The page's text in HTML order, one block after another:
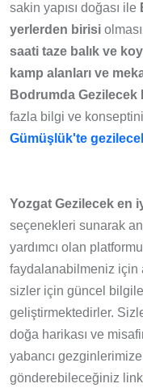
sakin yapısı doğası ile
yerlerden birisi
saati taze balık ve
kamp alanları ve
Bodrumda
fazla bilgi ve
Gümüşlük'te
Yozgat Gezilecek en
seçenekleri sunarak
yardımcı olan
faydalanabilmeniz için
sizler için güncel
geliştirmektedirler.
doğa harikası ve
yabancı
gönderebileceğiniz